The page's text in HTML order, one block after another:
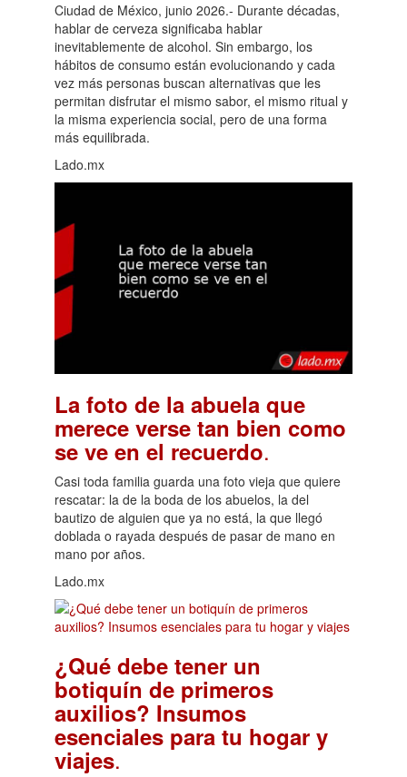
Ciudad de México, junio 2026.- Durante décadas,
hablar de cerveza significaba hablar
inevitablemente de alcohol. Sin embargo, los
hábitos de consumo están evolucionando y cada
vez más personas buscan alternativas que les
permitan disfrutar el mismo sabor, el mismo ritual y
la misma experiencia social, pero de una forma
más equilibrada.
Lado.mx
La foto de la abuela que
merece verse tan bien como
se ve en el recuerdo.
Casi toda familia guarda una foto vieja que quiere
rescatar: la de la boda de los abuelos, la del
bautizo de alguien que ya no está, la que llegó
doblada o rayada después de pasar de mano en
mano por años.
Lado.mx
¿Qué debe tener un
botiquín de primeros
auxilios? Insumos
esenciales para tu hogar y
viajes.